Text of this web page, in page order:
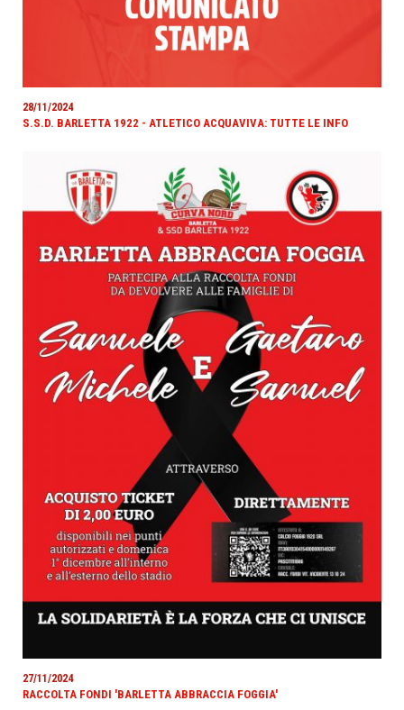
28/11/2024
S.S.D. BARLETTA 1922 - ATLETICO ACQUAVIVA: TUTTE LE INFO
27/11/2024
RACCOLTA FONDI 'BARLETTA ABBRACCIA FOGGIA'